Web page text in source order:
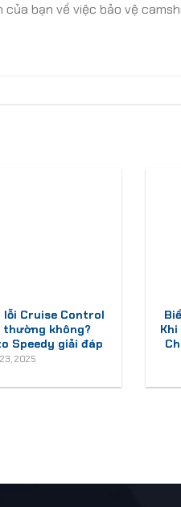
của bạn về việc bảo vệ
Cruise Control
thường không?
Speedy giải đáp
2025
Khi